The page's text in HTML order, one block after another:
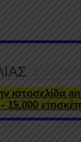
ιστοσελίδα
15.000